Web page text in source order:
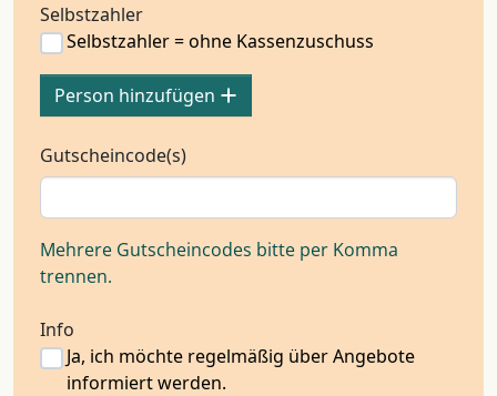
Selbstzahler
Selbstzahler = ohne Kassenzuschuss
Person hinzufügen
Gutscheincode(s)
Mehrere Gutscheincodes bitte per Komma
trennen.
Info
Ja, ich möchte regelmäßig über Angebote
informiert werden.